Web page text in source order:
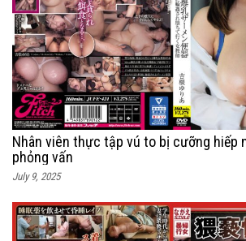
Nhân viên thực tập vú to bị cưỡng hiếp
phỏng vấn
July 9, 2025